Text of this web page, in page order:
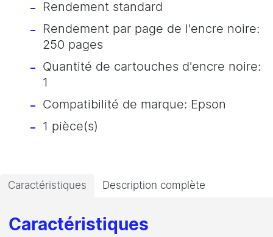
Rendement standard
Rendement par page de l'encre noire:
250 pages
Quantité de cartouches d'encre noire:
1
Compatibilité de marque: Epson
1 pièce(s)
Caractéristiques Description complète
Caractéristiques